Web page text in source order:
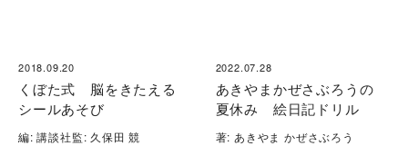
2018.09.20
くぼた式 脳をきたえる
シールあそび
編: 講談社監: 久保田 競
2022.07.28
あきやまかぜさぶろうの
夏休み 絵日記ドリル
著: あきやま かぜさぶろう